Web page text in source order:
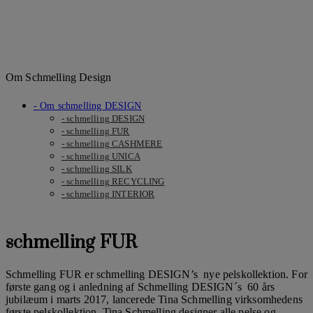
Om Schmelling Design
Om schmelling DESIGN
schmelling DESIGN
schmelling FUR
schmelling CASHMERE
schmelling UNICA
schmelling SILK
schmelling RECYCLING
schmelling INTERIOR
schmelling FUR
Schmelling FUR er schmelling DESIGN’s nye pelskollektion. For
første gang og i anledning af Schmelling DESIGN´s 60 års
jubilæum i marts 2017, lancerede Tina Schmelling virksomhedens